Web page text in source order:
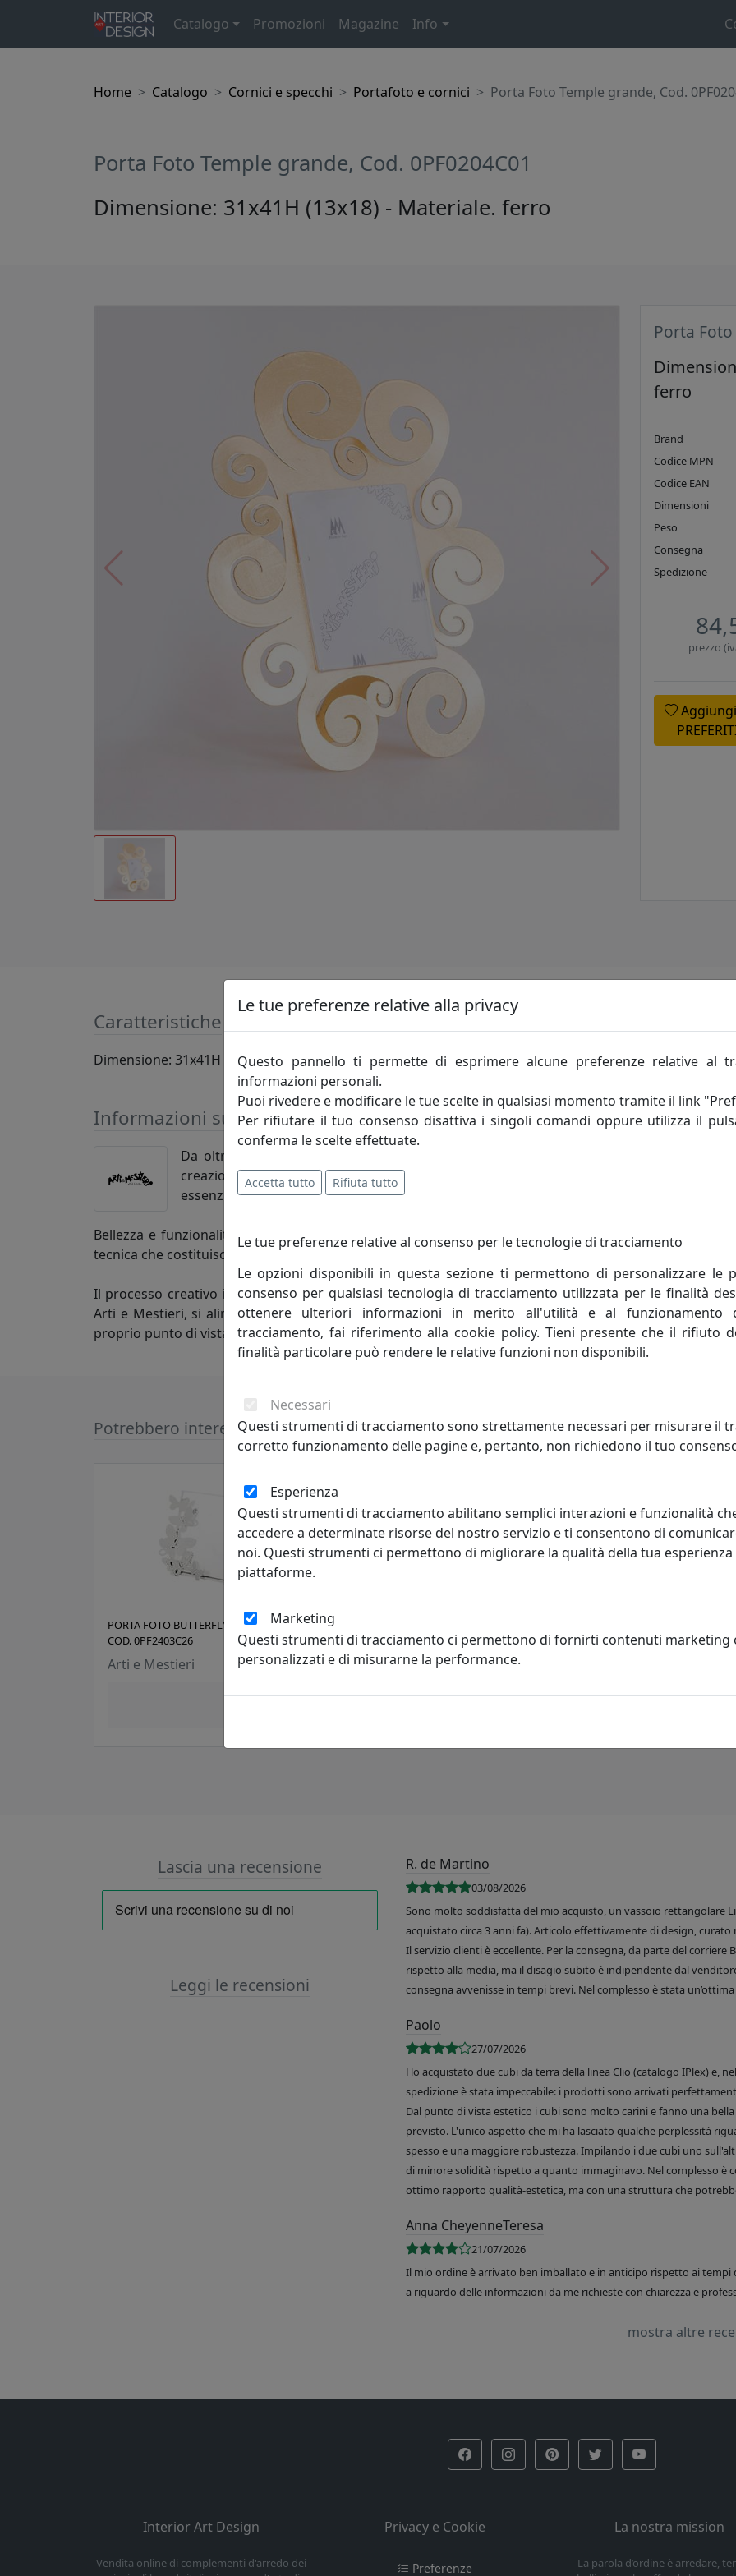
Catalogo Promozioni Magazine Info
Home Catalogo Cornici e specchi Portafoto e cornici Porta Foto Temple grande, Cod.
Porta Foto Temple grande, Cod. 0PF0204C01
Dimensione: 31x41H (13x18) - Materiale. ferro
Porta Foto
ferro
Brand
Codice MPN
Codice EAN
Dimensioni
Peso
Consegna
Spedizione
prezzo
Caratteristiche
Dimensione: 31x41H (13x18) - Materiale. ferro
Informazioni sul brand
Da oltre quaranta anni, l’espressione creativa, l’abilità tecnica e manuale si danno
creazioni Arti e Mestieri. Un processo lineare quanto sofisticato che accompagna la
essenziali e dalle forme leggere, frutto di un lavoro di ricerca e design fatto
Bellezza e funzionalità, i due poli che danno vita a ogni pezzo. Due elementi talvolta opposti ma
tecnica che costituisce il tratto distintivo del nostro marchio.
Il processo creativo invece attinge a luoghi spesso inaspettati. La creatività di Massimo Tani,
Arti e Mestieri, si alimenta di atmosfere e dettagli ludici, talvolta spiazzanti. Accanto a lui Francesco
proprio punto di vista nella progettazione di ogni pezzo, aggiungendo una visione personale e
Potrebbero interessarti
PORTA FOTO BUTTERFLY GRANDE,
COD. 0PF2403C26
Arti e Mestieri
ONDINA, COD. 0PF3286C18
Arti e Mestieri
Lascia una recensione
Leggi le recensioni
R. de Martino
03/08/2026
Sono molto soddisfatta del mio acquisto, un vassoio rettangolare
acquistato circa 3 anni fa). Articolo effettivamente di design,
Il servizio clienti è eccellente. Per la consegna, da parte del
rispetto alla media, ma il disagio subito è indipendente dal
consegna avvenisse in tempi brevi. Nel complesso è stata
Paolo
27/07/2026
Ho acquistato due cubi da terra della linea Clio (catalogo IPlex) e,
spedizione è stata impeccabile: i prodotti sono arrivati
Dal punto di vista estetico i cubi sono molto carini e fanno una
previsto. L'unico aspetto che mi ha lasciato qualche perplessità
spesso e una maggiore robustezza. Impilando i due cubi uno
di minore solidità rispetto a quanto immaginavo. Nel complesso
ottimo rapporto qualità-estetica, ma con una struttura che
Anna CheyenneTeresa
21/07/2026
Il mio ordine è arrivato ben imballato e in anticipo rispetto ai
a riguardo delle informazioni da me richieste con chiarezza e
mostra altre
Le tue preferenze relative alla privacy
Questo pannello ti permette di esprimere alcune preferenze relative al
informazioni personali.
Puoi rivedere e modificare le tue scelte in qualsiasi momento tramite il link
Per rifiutare il tuo consenso disattiva i singoli comandi oppure utilizza il
conferma le scelte effettuate.
Accetta tutto Rifiuta tutto
Le tue preferenze relative al consenso per le tecnologie di tracciamento
Le opzioni disponibili in questa sezione ti permettono di personalizzare le
consenso per qualsiasi tecnologia di tracciamento utilizzata per le finalità
ottenere ulteriori informazioni in merito all'utilità e al
tracciamento, fai riferimento alla cookie policy. Tieni presente che il rifiuto
finalità particolare può rendere le relative funzioni non disponibili.
Necessari
Questi strumenti di tracciamento sono strettamente necessari per misurare il
corretto funzionamento delle pagine e, pertanto, non richiedono il tuo
Esperienza
Questi strumenti di tracciamento abilitano semplici interazioni e funzionalità
accedere a determinate risorse del nostro servizio e ti consentono di
noi. Questi strumenti ci permettono di migliorare la qualità della tua
piattaforme.
Marketing
Questi strumenti di tracciamento ci permettono di fornirti contenuti marketing
personalizzati e di misurarne la performance.
Interior Art Design
Vendita online di complementi d'arredo dei
Privacy e Cookie
Preferenze
La nostra mission
La parola d’ordine è arredare,